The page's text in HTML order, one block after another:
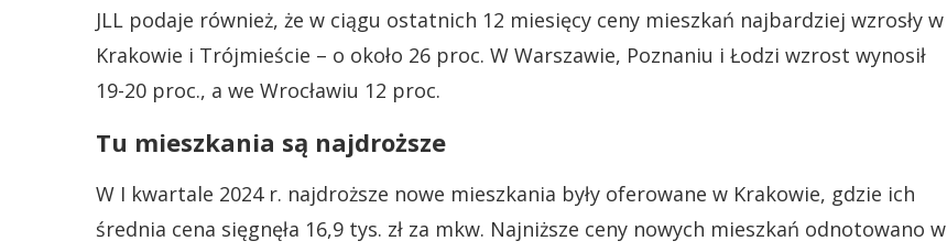
JLL podaje również, że w ciągu ostatnich 12 miesięcy ceny mieszkań najbardziej wzrosły w
Krakowie i Trójmieście – o około 26 proc. W Warszawie, Poznaniu i Łodzi wzrost wynosił
19-20 proc., a we Wrocławiu 12 proc.
Tu mieszkania są najdroższe
W I kwartale 2024 r. najdroższe nowe mieszkania były oferowane w Krakowie, gdzie ich
średnia cena sięgnęła 16,9 tys. zł za mkw. Najniższe ceny nowych mieszkań odnotowano w